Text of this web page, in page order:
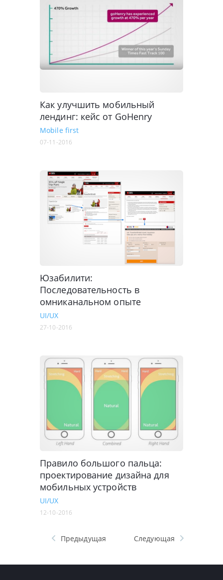
Как улучшить мобильный
лендинг: кейс от GoHenry
Mobile first
07-11-2016
Юзабилити:
Последовательность в
омниканальном опыте
UI/UX
27-10-2016
Правило большого пальца:
проектирование дизайна для
мобильных устройств
UI/UX
12-10-2016
Предыдущая Следующая